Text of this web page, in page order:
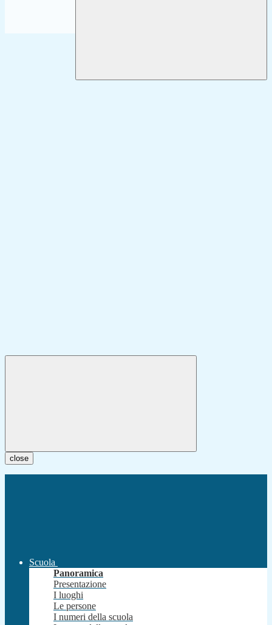
close
Scuola
Panoramica
Presentazione
I luoghi
Le persone
I numeri della scuola